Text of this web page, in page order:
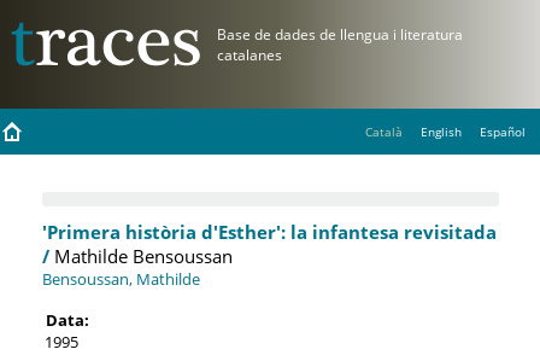
Català English Español
'Primera història d'Esther': la infantesa revisitada
/Mathilde Bensoussan
Bensoussan, Mathilde
Data:
1995